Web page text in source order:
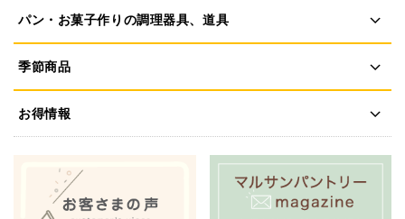
パン・お菓子作りの調理器具、道具
季節商品
お得情報